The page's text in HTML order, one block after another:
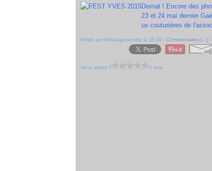
Demat ! Encore des
23 et 24 mai dernier
ux couturières de
Posté par bricolagesandrin à 15:36 - Commentaires [ ]
Vous aimez ? 0 vote